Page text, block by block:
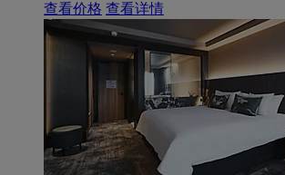
查看价格 查看详情